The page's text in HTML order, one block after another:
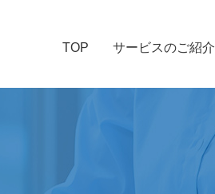
TOP サービスのご紹介